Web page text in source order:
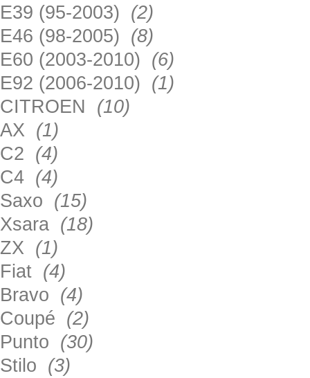
E39 (95-2003) (2)
E46 (98-2005) (8)
E60 (2003-2010) (6)
E92 (2006-2010) (1)
CITROEN (10)
AX (1)
C2 (4)
C4 (4)
Saxo (15)
Xsara (18)
ZX (1)
Fiat (4)
Bravo (4)
Coupé (2)
Punto (30)
Stilo (3)